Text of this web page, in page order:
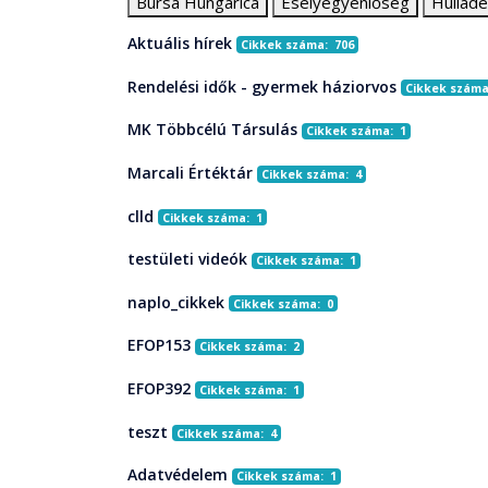
Aktuális hírek Cikkek száma: 706
Rendelési idők - gyermek háziorvos Cikkek
MK Többcélú Társulás Cikkek száma: 1
Marcali Értéktár Cikkek száma: 4
clld Cikkek száma: 1
testületi videók Cikkek száma: 1
naplo_cikkek Cikkek száma: 0
EFOP153 Cikkek száma: 2
EFOP392 Cikkek száma: 1
teszt Cikkek száma: 4
Adatvédelem Cikkek száma: 1